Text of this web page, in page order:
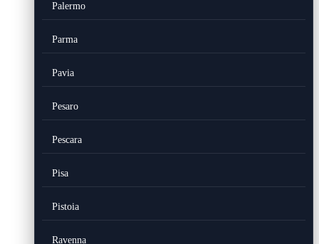
Palermo
Parma
Pavia
Pesaro
Pescara
Pisa
Pistoia
Ravenna